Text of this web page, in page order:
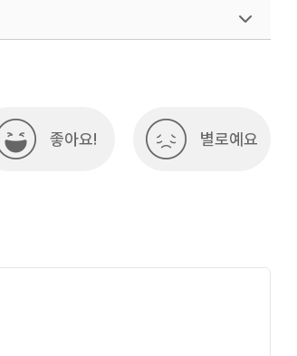
좋아요! 별로예요